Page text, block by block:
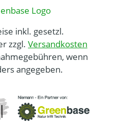
inkl. gesetzl.
zzgl. Versandkosten
wenn
angegeben.